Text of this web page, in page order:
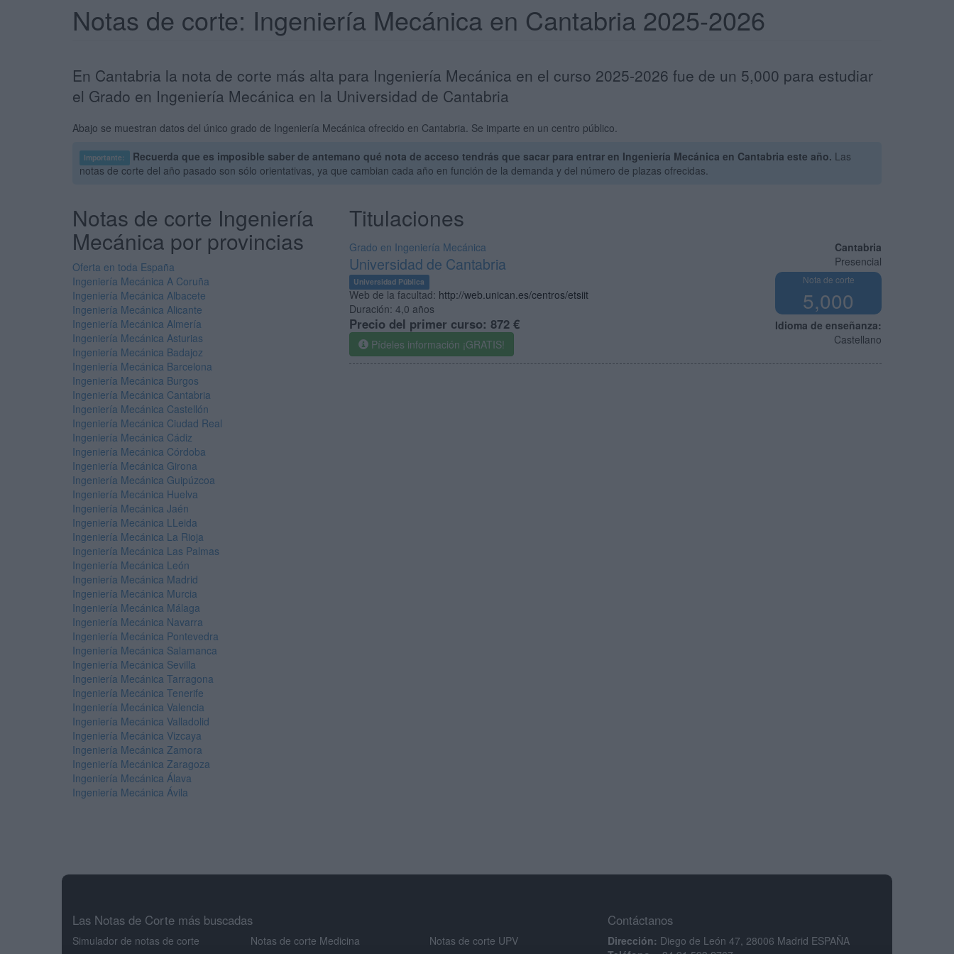
Notas de corte: Ingeniería Mecánica en Cantabria 2025-2026
En Cantabria la nota de corte más alta para Ingeniería Mecánica en el curso 2025-2026 fue de un 5,000 para estudiar
el Grado en Ingeniería Mecánica en la Universidad de Cantabria
Abajo se muestran datos del único grado de Ingeniería Mecánica ofrecido en Cantabria. Se imparte en un centro público.
Importante: Recuerda que es imposible saber de antemano qué nota de acceso tendrás que sacar para entrar en Ingeniería Mecánica en Cantabria este año. Las
notas de corte del año pasado son sólo orientativas, ya que cambian cada año en función de la demanda y del número de plazas ofrecidas.
Titulaciones
Cantabria
Presencial
Nota de corte
5,000
Idioma de enseñanza:
Castellano
Grado en Ingeniería Mecánica
Universidad de Cantabria
Universidad Pública
Web de la facultad: http://web.unican.es/centros/etsiit
Duración: 4,0 años
Precio del primer curso: 872 €
Pídeles información ¡GRATIS!
Notas de corte Ingeniería
Mecánica por provincias
Oferta en toda España
Ingeniería Mecánica A Coruña
Ingeniería Mecánica Albacete
Ingeniería Mecánica Alicante
Ingeniería Mecánica Almería
Ingeniería Mecánica Asturias
Ingeniería Mecánica Badajoz
Ingeniería Mecánica Barcelona
Ingeniería Mecánica Burgos
Ingeniería Mecánica Cantabria
Ingeniería Mecánica Castellón
Ingeniería Mecánica Ciudad Real
Ingeniería Mecánica Cádiz
Ingeniería Mecánica Córdoba
Ingeniería Mecánica Girona
Ingeniería Mecánica Guipúzcoa
Ingeniería Mecánica Huelva
Ingeniería Mecánica Jaén
Ingeniería Mecánica LLeida
Ingeniería Mecánica La Rioja
Ingeniería Mecánica Las Palmas
Ingeniería Mecánica León
Ingeniería Mecánica Madrid
Ingeniería Mecánica Murcia
Ingeniería Mecánica Málaga
Ingeniería Mecánica Navarra
Ingeniería Mecánica Pontevedra
Ingeniería Mecánica Salamanca
Ingeniería Mecánica Sevilla
Ingeniería Mecánica Tarragona
Ingeniería Mecánica Tenerife
Ingeniería Mecánica Valencia
Ingeniería Mecánica Valladolid
Ingeniería Mecánica Vizcaya
Ingeniería Mecánica Zamora
Ingeniería Mecánica Zaragoza
Ingeniería Mecánica Álava
Ingeniería Mecánica Ávila
Las Notas de Corte más buscadas
Simulador de notas de corte Notas de corte Medicina Notas de corte UPV
Contáctanos
Dirección: Diego de León 47, 28006 Madrid ESPAÑA